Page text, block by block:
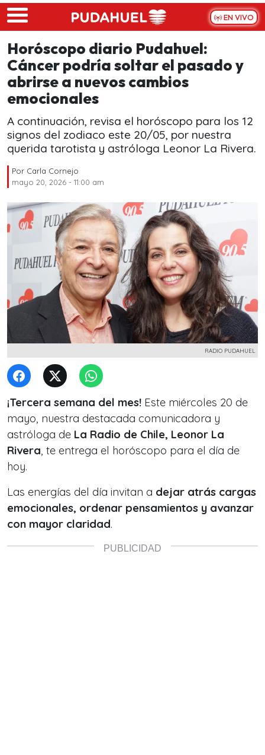
Skip to main content
EN VIVO
Horóscopo diario Pudahuel:
Cáncer podría soltar el pasado y
abrirse a nuevos cambios
emocionales
A continuación, revisa el horóscopo para los 12
signos del zodiaco este 20/05, por nuestra
querida tarotista y astróloga Leonor La Rivera.
Por Carla Cornejo
mayo 20, 2026 - 11:00 am
RADIO PUDAHUEL
¡Tercera semana del mes! Este miércoles 20 de
mayo, nuestra destacada comunicadora y
astróloga de La Radio de Chile, Leonor La
Rivera, te entrega el horóscopo para el día de
hoy.
Las energías del día invitan a dejar atrás cargas
emocionales, ordenar pensamientos y avanzar
con mayor claridad.